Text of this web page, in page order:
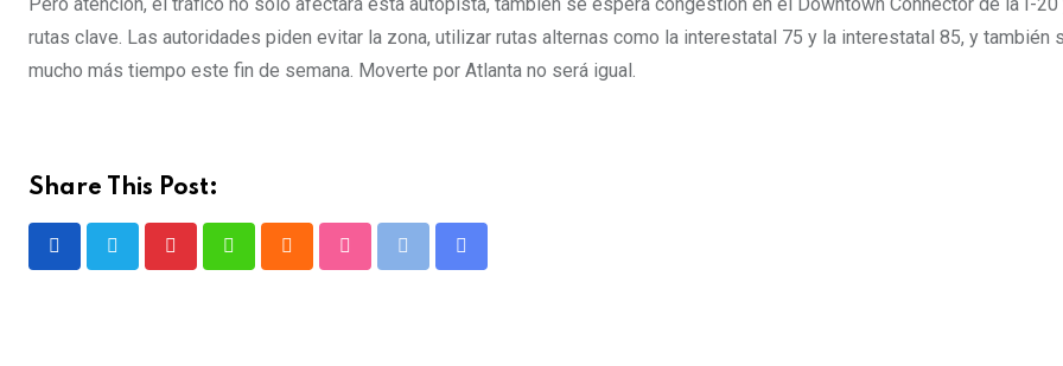
rutas clave. Las autoridades piden evitar la zona, utilizar rutas alternas como la interestatal 75 y la interestatal 85, y también
mucho más tiempo este fin de semana. Moverte por Atlanta no será igual.
Share This Post: